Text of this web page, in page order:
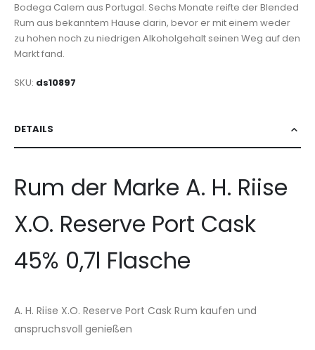
Bodega Calem aus Portugal. Sechs Monate reifte der Blended
Rum aus bekanntem Hause darin, bevor er mit einem weder
zu hohen noch zu niedrigen Alkoholgehalt seinen Weg auf den
Markt fand.
SKU ds10897
DETAILS
Rum der Marke A. H. Riise
X.O. Reserve Port Cask
45% 0,7l Flasche
A. H. Riise X.O. Reserve Port Cask Rum kaufen und
anspruchsvoll genießen